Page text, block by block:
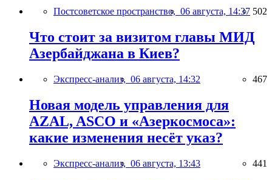
Постсоветское пространство, 06 августа, 14:37 502
Что стоит за визитом главы МИД
Азербайджана в Киев?
Экспресс-анализ, 06 августа, 14:32 467
Новая модель управления для
AZAL, ASCO и «Азеркосмоса»:
какие изменения несёт указ?
Экспресс-анализ, 06 августа, 13:43 441